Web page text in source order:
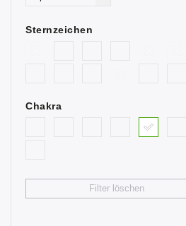
Hämatit 0
Sternzeichen
Chakra
Filter löschen